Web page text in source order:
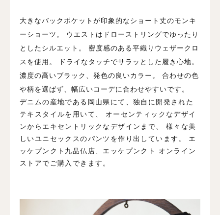
大きなバックポケットが印象的なショート丈のモンキ
ーショーツ。
ウエストはドローストリングでゆったり
としたシルエット。
密度感のある平織りウェザークロ
スを使用。
ドライなタッチでサラッとした履き心地。
濃度の高いブラック、発色の良いカラー。
合わせの色
や柄を選ばず、幅広いコーデに合わせやすいです。
デニムの産地である岡山県にて、独自に開発された
テキスタイルを用いて、
オーセンティックなデザイ
ンからエキセントリックなデザインまで、 様々な美
しいユニセックスのパンツを作り出しています。
エ
ッケプンクト九品仏店、エッケプンクト オンライン
ストアでご購入できます。